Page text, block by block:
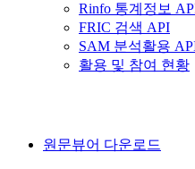
Rinfo 통계정보
FRIC 검색 API
SAM 분석활용
활용 및 참여 현황
원문뷰어 다운로드